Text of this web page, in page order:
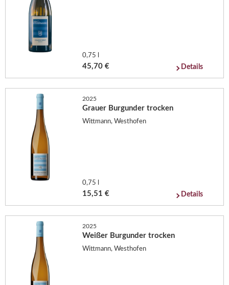
0,75 l
45,70 € Details
2025
Grauer Burgunder trocken
Wittmann, Westhofen
0,75 l
15,51 € Details
2025
Weißer Burgunder trocken
Wittmann, Westhofen